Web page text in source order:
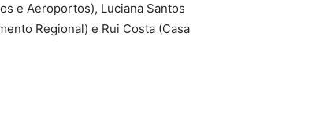
e Aeroportos), Luciana Santos
Regional) e Rui Costa (Casa